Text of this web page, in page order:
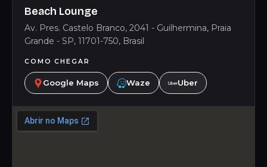
Beach Lounge
Av. Pres. Castelo Branco, 2041 - Guilhermina, Praia
Grande - SP, 11701-750, Brasil
COMO CHEGAR
Google Maps Waze Uber